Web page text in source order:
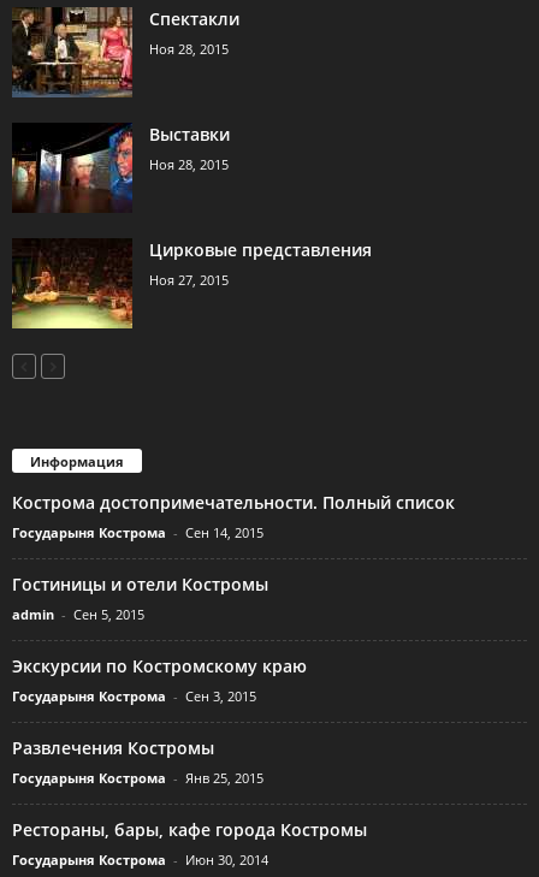
Спектакли
Ноя 28, 2015
Выставки
Ноя 28, 2015
Цирковые представления
Ноя 27, 2015
Информация
Кострома достопримечательности. Полный список
Государыня Кострома - Сен 14, 2015
Гостиницы и отели Костромы
admin - Сен 5, 2015
Экскурсии по Костромскому краю
Государыня Кострома - Сен 3, 2015
Развлечения Костромы
Государыня Кострома - Янв 25, 2015
Рестораны, бары, кафе города Костромы
Государыня Кострома - Июн 30, 2014